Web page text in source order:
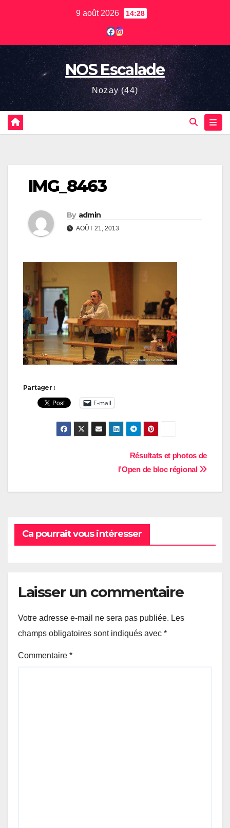
9 août 2026 14:28
NOS Escalade
Nozay (44)
IMG_8463
By admin
AOÛT 21, 2013
Partager :
E-mail
Résultats et photos de
l’Open de bloc régional
Ca pourrait vous intéresser
Laisser un commentaire
Votre adresse e-mail ne sera pas publiée. Les
champs obligatoires sont indiqués avec *
Commentaire *